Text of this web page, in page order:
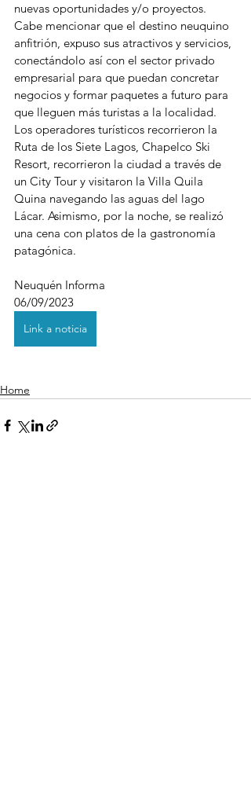
nuevas oportunidades y/o proyectos.
Cabe mencionar que el destino neuquino
anfitrión, expuso sus atractivos y servicios,
conectándolo así con el sector privado
empresarial para que puedan concretar
negocios y formar paquetes a futuro para
que lleguen más turistas a la localidad.
Los operadores turísticos recorrieron la
Ruta de los Siete Lagos, Chapelco Ski
Resort, recorrieron la ciudad a través de
un City Tour y visitaron la Villa Quila
Quina navegando las aguas del lago
Lácar. Asimismo, por la noche, se realizó
una cena con platos de la gastronomía
patagónica.
Neuquén Informa
06/09/2023
Link a noticia
Home